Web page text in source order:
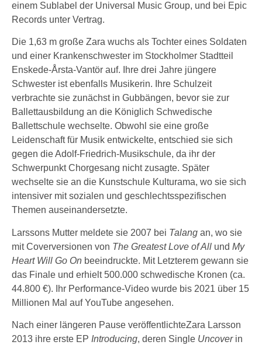
einem Sublabel der Universal Music Group, und bei Epic
Records unter Vertrag.
Die 1,63 m große Zara wuchs als Tochter eines Soldaten
und einer Krankenschwester im Stockholmer Stadtteil
Enskede-Årsta-Vantör auf. Ihre drei Jahre jüngere
Schwester ist ebenfalls Musikerin. Ihre Schulzeit
verbrachte sie zunächst in Gubbängen, bevor sie zur
Ballettausbildung an die Königlich Schwedische
Ballettschule wechselte. Obwohl sie eine große
Leidenschaft für Musik entwickelte, entschied sie sich
gegen die Adolf-Friedrich-Musikschule, da ihr der
Schwerpunkt Chorgesang nicht zusagte. Später
wechselte sie an die Kunstschule Kulturama, wo sie sich
intensiver mit sozialen und geschlechtsspezifischen
Themen auseinandersetzte.
Larssons Mutter meldete sie 2007 bei Talang an, wo sie
mit Coverversionen von The Greatest Love of All und My
Heart Will Go On beeindruckte. Mit Letzterem gewann sie
das Finale und erhielt 500.000 schwedische Kronen (ca.
44.800 €). Ihr Performance-Video wurde bis 2021 über 15
Millionen Mal auf YouTube angesehen.
Nach einer längeren Pause veröffentlichteZara Larsson
2013 ihre erste EP Introducing, deren Single Uncoverin